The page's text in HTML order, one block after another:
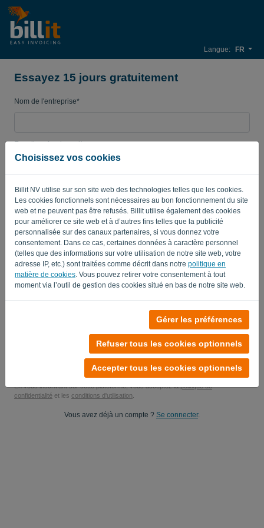
Choisissez vos cookies
Billit NV utilise sur son site web des technologies telles que les cookies.
Les cookies fonctionnels sont nécessaires au bon fonctionnement du site
web et ne peuvent pas être refusés. Billit utilise également des cookies
pour améliorer ce site web et à d’autres fins telles que la publicité
personnalisée sur des canaux partenaires, si vous donnez votre
consentement. Dans ce cas, certaines données à caractère personnel
(telles que des informations sur votre utilisation de notre site web, votre
adresse IP, etc.) sont traitées comme décrit dans notre politique en
matière de cookies . Vous pouvez retirer votre consentement à tout
moment via l’outil de gestion des cookies situé en bas de notre site web.
Gérer les préférences
Refuser tous les cookies optionnels
Accepter tous les cookies optionnels
Langue: FR
Essayez 15 jours gratuitement
Nom de l'entreprise*
E-mail professionnel*
Mot de passe
Oui, vous pouvez m'envoyer des mises à jour produit..
Commencez votre essai gratuit
Aucune carte de crédit requise
Vous n'avez aucune obligation ! 100 % sans engagement
Vos données sont 100 % sécurisées
En vous inscrivant sur cette plateforme, vous acceptez lapolitique de
confidentialité et les conditions d'utilisation
Vous avez déjà un compte ? Se connecter.